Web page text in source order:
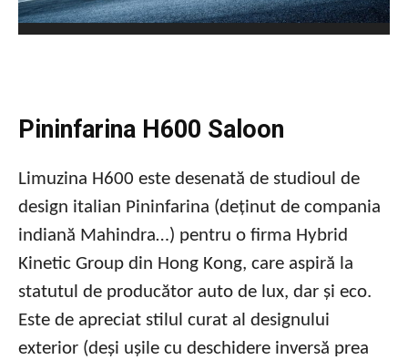
Pininfarina H600 Saloon
Limuzina H600 este desenată de studioul de
design italian Pininfarina (deținut de compania
indiană Mahindra…) pentru o firma Hybrid
Kinetic Group din Hong Kong, care aspiră la
statutul de producător auto de lux, dar și eco.
Este de apreciat stilul curat al designului
exterior (deși ușile cu deschidere inversă prea